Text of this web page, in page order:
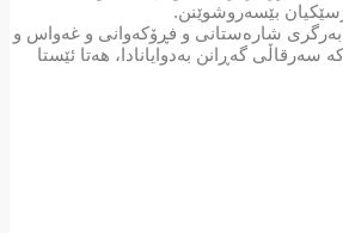
بێسەروشوێنن.
بەرگری شارەستانی و فڕۆکەوانی و غەواس و
سەرقاڵی گەڕانن بەدوایانادا، هەتا ئێستا